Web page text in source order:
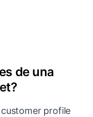
de una
profile